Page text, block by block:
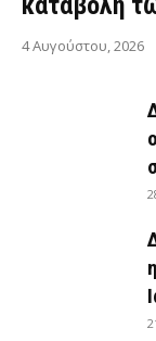
4 Αυγούστου, 2026